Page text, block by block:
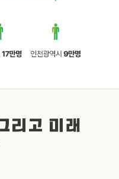
리고 미래